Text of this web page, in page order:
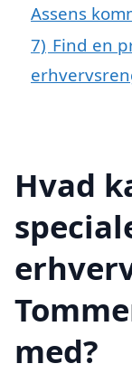
Assens
7) Find en
Hvad
med?